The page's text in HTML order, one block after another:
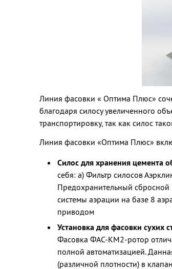
Линия фасовки « Оптима Плюс»
благодаря силосу увеличенного
транспортировку, так как силос
Линия фасовки «Оптима Плюс»
Силос для хранения цемента
себя: а) Фильтр силосов
Предохранительный
системы аэрации на базе 8
приводом
Установка для фасовки
Фасовка ФАС-КМ2-ротор
полной автоматизацией.
(различной плотности) в